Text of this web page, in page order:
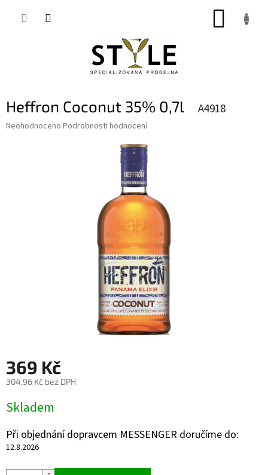
Heffron Coconut 35% 0,7l A4918
Průměrné
Neohodnoceno Podrobnosti hodnocení
369 Kč
304,96 Kč bez DPH
cena:
Skladem
Při objednání dopravcem MESSENGER doručíme do:
12.8.2026